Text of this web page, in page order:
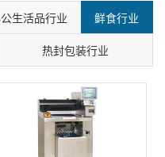
生活品行业 鲜食行业
热封包装行业